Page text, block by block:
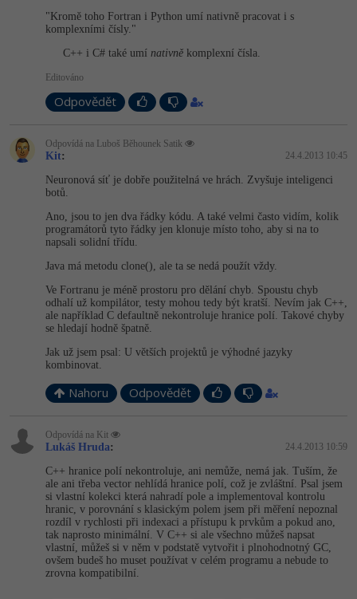
Fórum
Kybernetická bezpečnost
Elektronický podpis
Fórum
Kurzy designu
Adobe Illustrator
Adobe Lightroom
Adobe XD -15%
Adobe InDesign -25%
Adobe After Effects
Blender
Inkscape
Fotografování -80%
Video
Ostatní
Příběhy absolventů
Kariéra
Pro firmy
"Kromě toho Fortran i Python umí nativně pracovat i s
komplexními čísly."
C++ i C# také umí nativněkomplexní čísla.
Editováno
Odpovědět
Odpovídá na Luboš Běhounek Satik
Kit: 24.4.2013 10:45
Neuronová síť je dobře použitelná ve hrách. Zvyšuje inteligenci
botů.
Ano, jsou to jen dva řádky kódu. A také velmi často vidím, kolik
programátorů tyto řádky jen klonuje místo toho, aby si na to
napsali solidní třídu.
Java má metodu clone(), ale ta se nedá použít vždy.
Ve Fortranu je méně prostoru pro dělání chyb. Spoustu chyb
odhalí už kompilátor, testy mohou tedy být kratší. Nevím jak C++,
ale například C defaultně nekontroluje hranice polí. Takové chyby
se hledají hodně špatně.
Jak už jsem psal: U větších projektů je výhodné jazyky
kombinovat.
Nahoru Odpovědět
Odpovídá na Kit
Lukáš Hruda: 24.4.2013 10:59
C++ hranice polí nekontroluje, ani nemůže, nemá jak. Tuším, že
ale ani třeba vector nehlídá hranice polí, což je zvláštní. Psal jsem
si vlastní kolekci která nahradí pole a implementoval kontrolu
hranic, v porovnání s klasickým polem jsem při měření nepoznal
rozdíl v rychlosti při indexaci a přístupu k prvkům a pokud ano,
tak naprosto minimální. V C++ si ale všechno můžeš napsat
vlastní, můžeš si v něm v podstatě vytvořit i plnohodnotný GC,
ovšem budeš ho muset používat v celém programu a nebude to
zrovna kompatibilní.